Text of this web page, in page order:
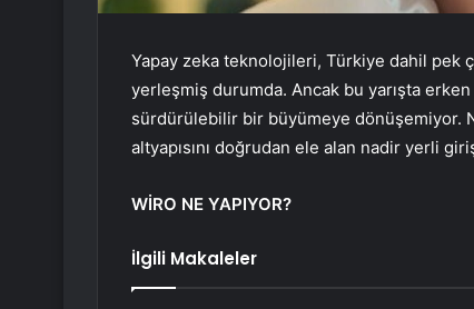
Yapay zeka teknolojileri, Türkiye dahil
yerleşmiş durumda. Ancak bu yarışta erken
sürdürülebilir bir büyümeye dönüşemiyor.
altyapısını doğrudan ele alan nadir yerli
WİRO NE YAPIYOR?
İlgili Makaleler